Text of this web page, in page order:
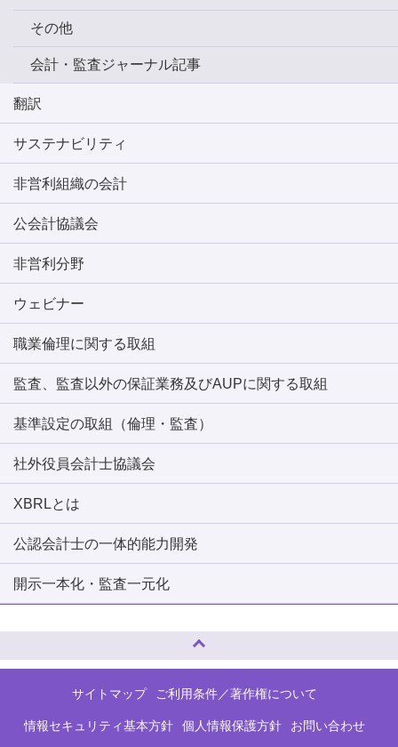
その他
会計・監査ジャーナル記事
翻訳
サステナビリティ
非営利組織の会計
公会計協議会
非営利分野
ウェビナー
職業倫理に関する取組
監査、監査以外の保証業務及びAUPに関する取組
基準設定の取組（倫理・監査）
社外役員会計士協議会
XBRLとは
公認会計士の一体的能力開発
開示一本化・監査一元化
サイトマップ ご利用条件／著作権について
情報セキュリティ基本方針 個人情報保護方針 お問い合わせ